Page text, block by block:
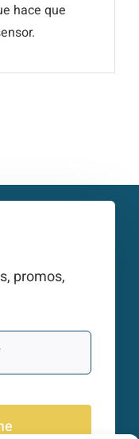
hace que
promos,